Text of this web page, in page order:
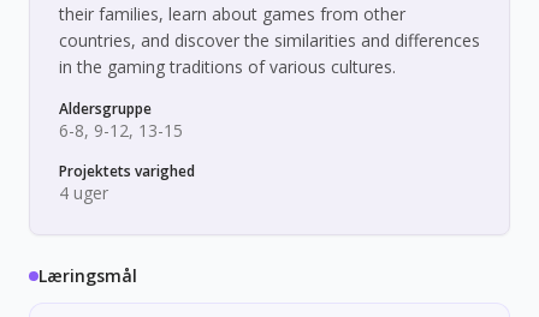
their families, learn about games from other
countries, and discover the similarities and differences
in the gaming traditions of various cultures.
Aldersgruppe
6-8, 9-12, 13-15
Projektets varighed
4 uger
Læringsmål